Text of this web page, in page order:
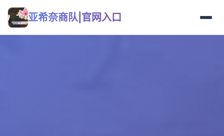
亚希奈商队|官网入口